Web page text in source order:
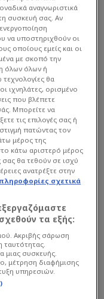
γιατί
θράσος και
σχόλιο φίλου
άνδρα των
όμως
να προβεί σε
Ελλάδας,
και
εντιμότητα του
για
στο
(Pic)
αναγνωριστικά
συσκευή σας. Αν
να υποστηριχθούν οι
οποίους εμείς και οι
με σκοπό την
όλων όλων ή
θα
ιχνηλάτες, ορισμένο
που βλέπετε
Μπορείτε να
τις επιλογές σας ή
πατώντας τον
μέρος της
κάτω αριστερό μέρος
σας θα τεθούν σε ισχύ
ανατρέξτε στην
σχετικά
τα εξής:
Ακριβής σάρωση
ταυτότητας.
μιας συσκευής.
μέτρηση διαφήμισης
υπηρεσιών.